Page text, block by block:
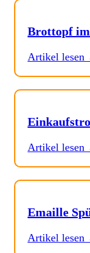
Brottopf im
Artikel lesen
Artikel lesen
Emaille
Artikel lesen